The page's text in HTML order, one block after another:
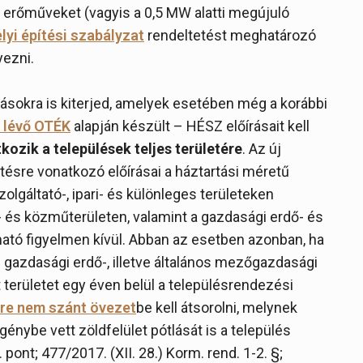
(vagyis a 0,5 MW alatti megújuló
építési szabályzat rendeltetést meghatározó
is kiterjed, amelyek esetében még a korábbi
OTÉK alapján készült – HÉSZ előírásait kell
a települések teljes területére. Az új
vonatkozó előírásai a háztartási méretű
, ipari- és különleges területeken
közműterületen, valamint a gazdasági erdő- és
figyelmen kívül. Abban az esetben azonban, ha
erdő-, illetve általános mezőgazdasági
egy éven belül a településrendezési
nem szánt övezetbe kell átsorolni, melynek
vett zöldfelület pótlását is a település
pont; 477/2017. (XII. 28.) Korm. rend. 1-2. §;